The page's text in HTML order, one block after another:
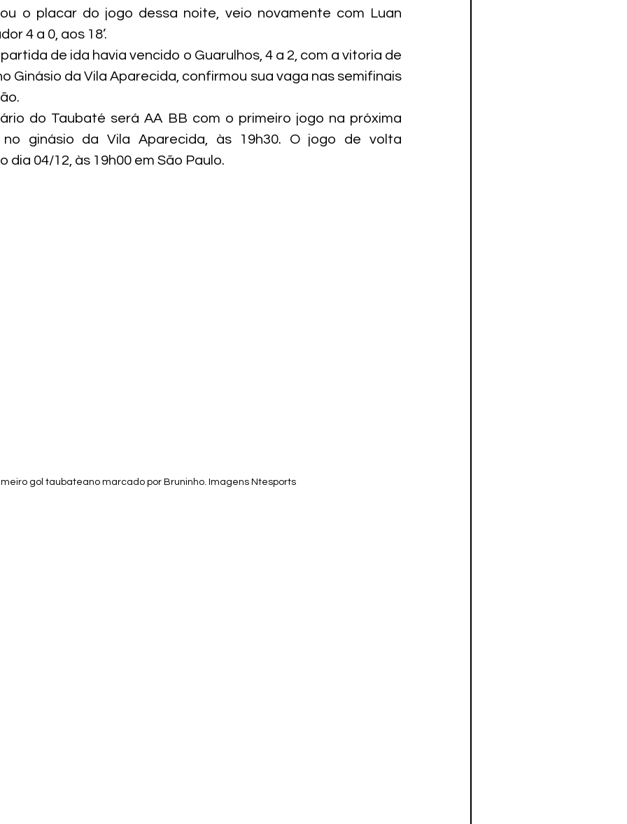
o placar do jogo dessa noite, veio novamente com Luan
4 a 0, aos 18’.
de ida havia vencido o Guarulhos, 4 a 2, com a vitoria de
Ginásio da Vila Aparecida, confirmou sua vaga nas semifinais
do Taubaté será AA BB com o primeiro jogo na próxima
no ginásio da Vila Aparecida, às 19h30. O jogo de volta
dia 04/12, às 19h00 em São Paulo.
gol taubateano marcado por Bruninho. Imagens Ntesports